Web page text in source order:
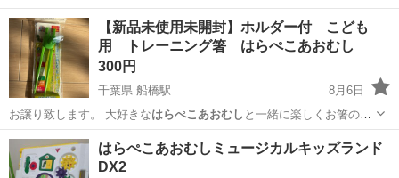
【新品未使用未開封】ホルダー付 こども
用 トレーニング箸 はらぺこあおむし
300円
千葉県 船橋駅
8月6日
お譲り致します。 大好きなはらぺこあおむし と一緒に楽しくお箸の練
習を始めま…
千葉 船橋市 船橋駅 キッズ用品
はらぺこあおむしミュージカルキッズランド
DX2